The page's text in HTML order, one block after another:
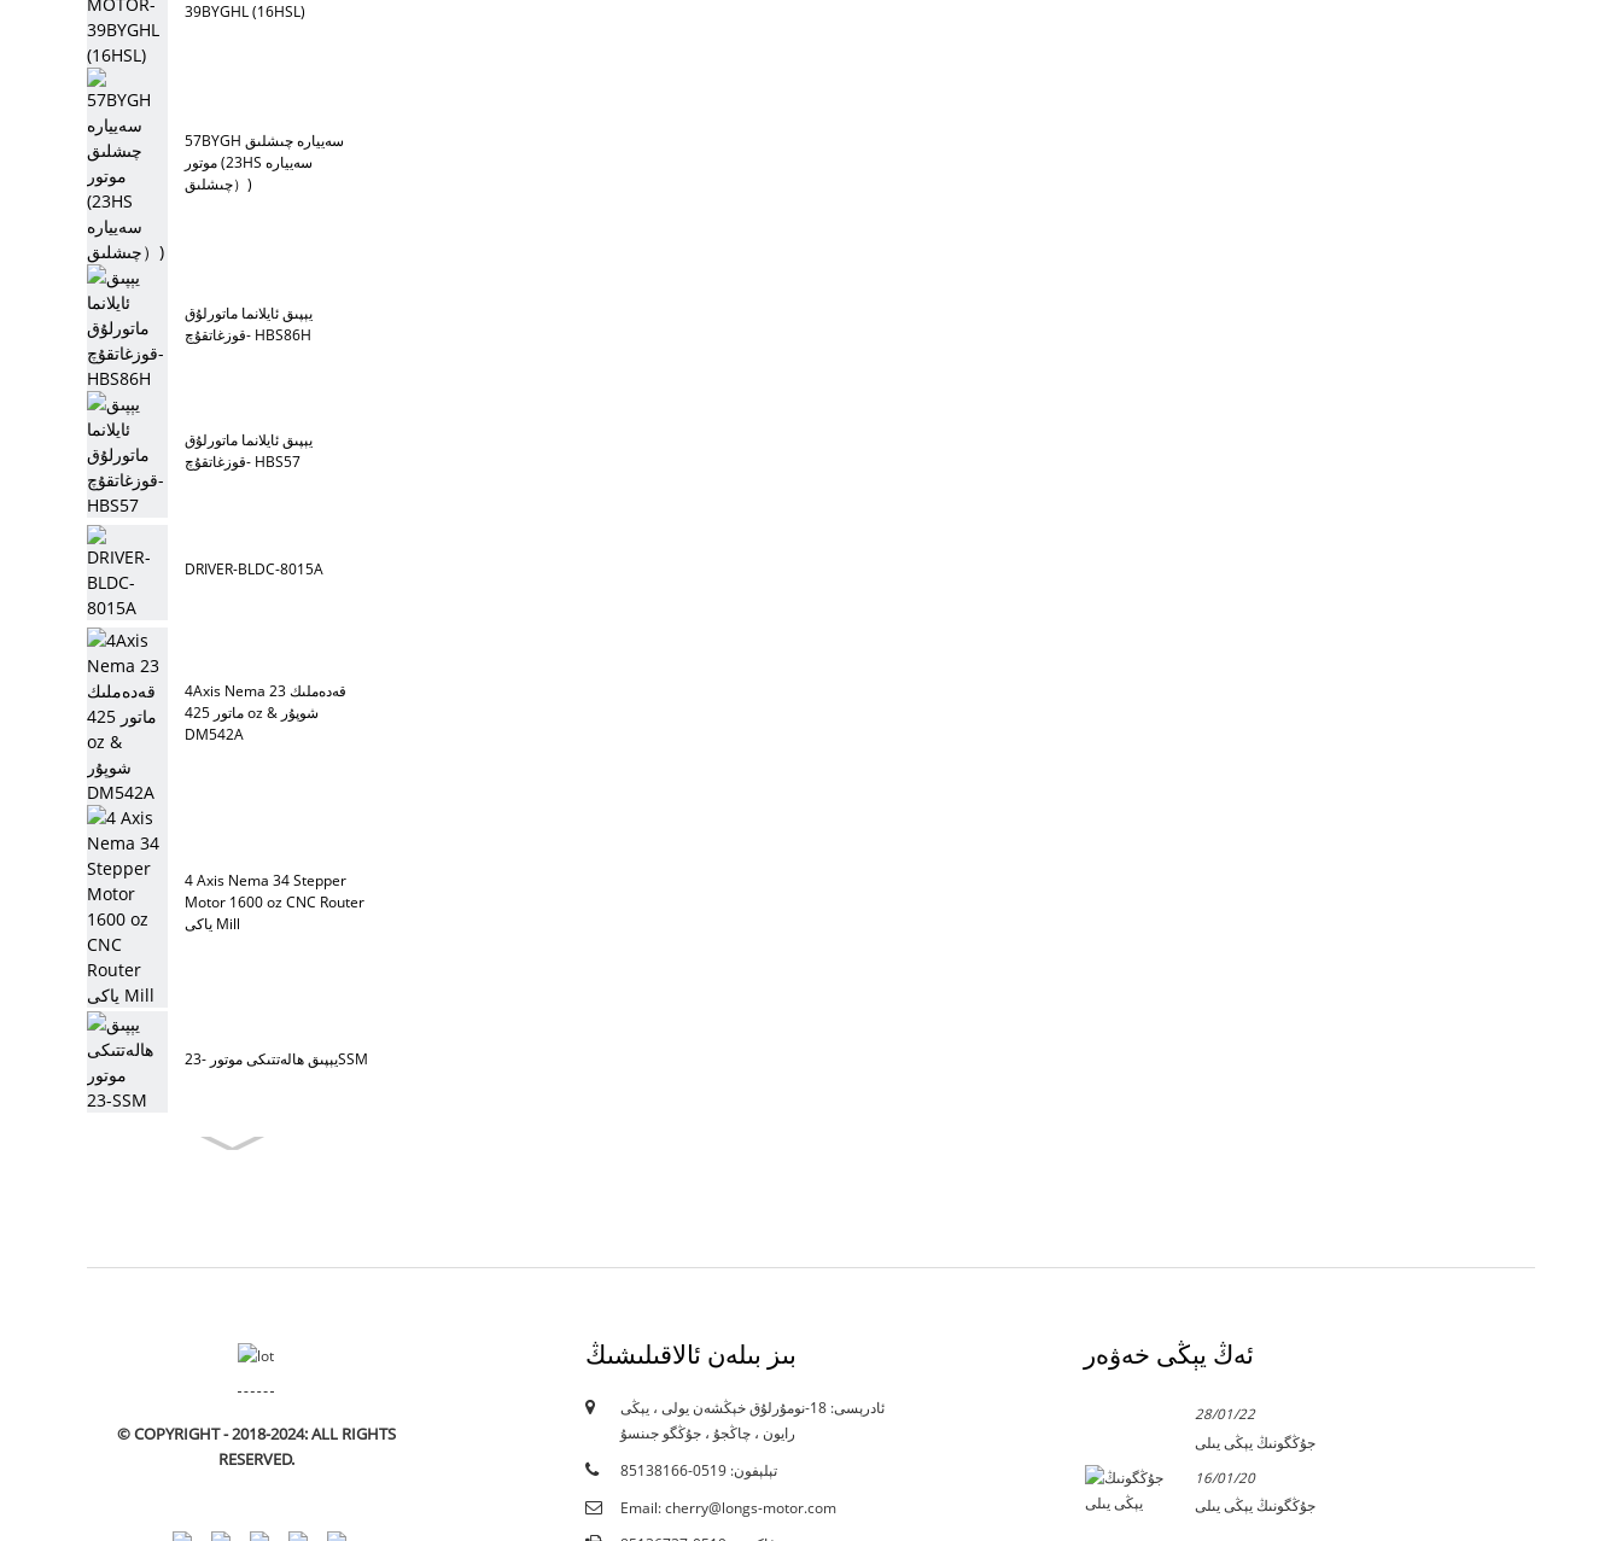
39BYGHL (16HSL)
57BYGH سەييارە چىشلىق
موتور (23HS سەييارە
چىشلىق）)
يېپىق ئايلانما ماتورلۇق
قوزغاتقۇچ- HBS86H
يېپىق ئايلانما ماتورلۇق
قوزغاتقۇچ- HBS57
DRIVER-BLDC-8015A
4Axis Nema 23 قەدەملىك
ماتور 425 oz & شوپۇر
DM542A
4 Axis Nema 34 Stepper
Motor 1600 oz CNC Router
ياكى Mill
يېپىق ھالەتتىكى موتور -23SSM
© COPYRIGHT - 2018-2024: ALL RIGHTS
RESERVED.
بىز بىلەن ئالاقىلىشىڭ
ئادرېسى: 18-نومۇرلۇق خېڭشەن يولى ، يېڭى
رايون ، چاڭجۇ ، جۇڭگو جىنسۇ
تېلېفون: 0519-85138166
Email: cherry@longs-motor.com
ئەڭ يېڭى خەۋەر
18/10/19
گۇۋاھنامە
28/01/22
جۇڭگونىڭ يېڭى يىلى
16/01/20
جۇڭگونىڭ يېڭى يىلى